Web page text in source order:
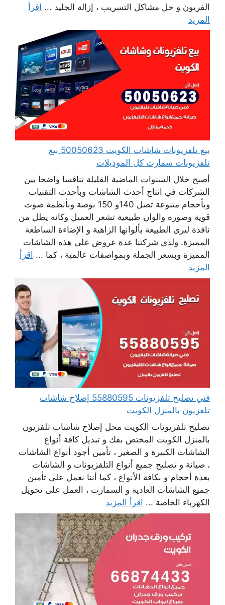
الفريون و حل مشاكل التسريب ، إزالة الجليد ... اقرأ
المزيد
بيع تلفزيونات شاشات الكويت 50050623 بيع
تلفزيونات سمارت كل الموديلات
أصبح خلال السنوات الماضية القليلة تنافسا واضحا بين
الشركات في انتاج أحدث الشاشات وبأحدث التقنيات
وبأحجام متنوعة تصل 140و 150 بوصة وبأنظمة صوت
قوية وصورة والوان طبيعية تشعر العميل وكانه يطل من
نافذة ليرى الطبيعة بألوانها الزاهية و الإضاءة الساطعة
المميزة. ولدى شركتنا عدة عروض على هذه الشاشات
المميزة وبسعر الجملة وبمواصفات عالمية ، كما ... اقرأ
المزيد
فني تصليح تلفزيونات 55880595 إصلاح شاشات
تلفزيون بالمنزل الكويت
تصليح تلفزيونات الكويت محل إصلاح شاشات تلفزيون
بالمنزل الكويت المختص بفك و تبديل كافة أنواع
الشاشات الكبيرة و الصغير ، تأمين أجود أنواع الشاشات
، صيانة و تصليح جميع أنواع التلفزيونات و الشاشات
بعدة أحجام و بكافة الأنواع ، كما أننا نعمل على تأمين
جميع الشاشات العادية و السمارت ، العمل على تحويل
الكهرباء الخاصة ... اقرأ المزيد